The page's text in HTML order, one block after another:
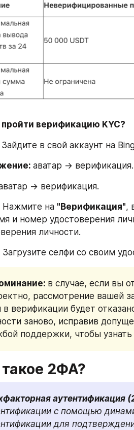
пройти верификацию KYC?
Зайдите в свой аккаунт на
аватар -> верификация.
-> верификация.
Нажмите на "Верификация",
и номер удостоверения
личности.
Загрузите селфи со своим
в случае, если вы
рассмотрение вашей
в верификации будет
заново, исправив
поддержки, чтобы узнать
2ФА?
аутентификация
с помощью
для